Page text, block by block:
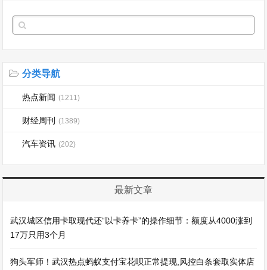
分类导航
热点新闻 (1211)
财经周刊 (1389)
汽车资讯 (202)
最新文章
武汉城区信用卡取现代还“以卡养卡”的操作细节：额度从4000涨到
17万只用3个月
狗头军师！武汉热点蚂蚁支付宝花呗正常提现,风控白条套取实体店